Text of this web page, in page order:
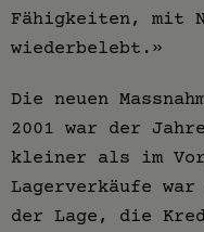
Fähigkeiten, mit
wiederbelebt.»
Die neuen
2001 war der
kleiner als im
Lagerverkäufe
der Lage, die